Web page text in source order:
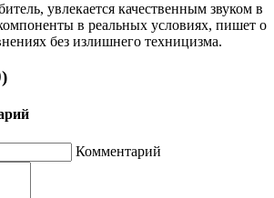
увлекается качественным звуком в
в реальных условиях, пишет о
без излишнего техницизма.
Комментарий